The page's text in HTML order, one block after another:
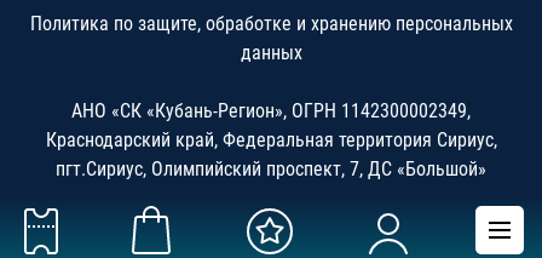
Политика по защите, обработке и хранению персональных
данных
АНО «СК «Кубань-Регион», ОГРН 1142300002349,
Краснодарский край, Федеральная территория Сириус,
пгт.Сириус, Олимпийский проспект, 7, ДС «Большой»